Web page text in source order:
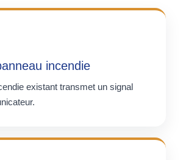
incendie
existant transmet un signal